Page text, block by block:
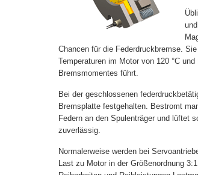
Chancen für die Federdruckbremse.
Temperaturen im Motor von 120 °C
Bremsmomentes führt.
Bei der geschlossenen
Bremsplatte festgehalten. Bestromt
Federn an den Spulenträger und lüftet
zuverlässig.
Normalerweise werden bei
Last zu Motor in der Größenordnung